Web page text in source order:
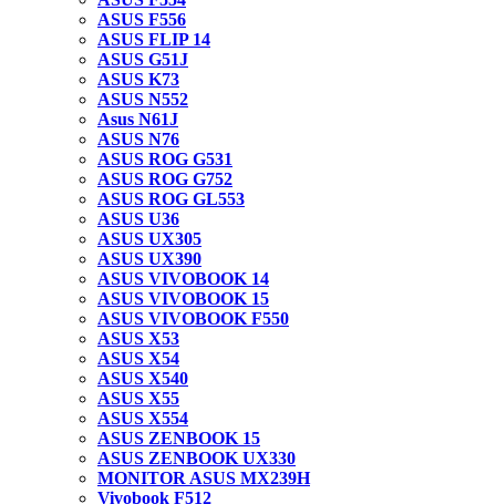
ASUS F556
ASUS FLIP 14
ASUS G51J
ASUS K73
ASUS N552
Asus N61J
ASUS N76
ASUS ROG G531
ASUS ROG G752
ASUS ROG GL553
ASUS U36
ASUS UX305
ASUS UX390
ASUS VIVOBOOK 14
ASUS VIVOBOOK 15
ASUS VIVOBOOK F550
ASUS X53
ASUS X54
ASUS X540
ASUS X55
ASUS X554
ASUS ZENBOOK 15
ASUS ZENBOOK UX330
MONITOR ASUS MX239H
Vivobook F512